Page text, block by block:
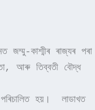
কাশ্মীৰ ৰাজ্যৰ পৰা
আৰু তিব্বতী বৌদ্ধ
হয়।  লাডাখত